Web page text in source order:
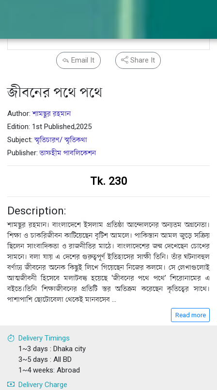
Email It Share It
জীবনের পথে পথে
Author:শামছুর রহমান
Edition: 1st Published,2025
Subject:স্মৃতিচারণ/ স্মৃতিকথা
Publisher:তাফহীম পাবলিকেশন
Tk. 230
Description:
শামছুর রহমান। বাংলাদেশে ইসলাম প্রতিষ্ঠা আন্দোলনের অন্যতম অগ্রনেতা।
শিক্ষা ও চাকরিজীবন কাটিয়েছেন বৃটিশ আমলে। পাকিস্তান আমল জুড়ে সক্রিয়
ছিলেন সাংবাদিকতা ও রাজনীতির মাঠে। বাংলাদেশের জন্ম দেখেছেন চোখের
সামনে। বলা যায় এ দেশের গুরুত্বপূর্ণ ইতিহাসের সাক্ষী তিনি। তাঁর ঘটনাবহুল
বর্ণাঢ্য জীবনের অনেক কিছুই লিখে গিয়েছেন নিজের কলমে। সে লেখাগুলোই
আত্মজীবনী হিসেবে মলাটবদ্ধ হয়েছে ‘জীবনের পথে পথে’ শিরোনামের এ
বইতে।তিনি শিক্ষাজীবনের প্রতিটি স্তর অতিক্রম করেছেন কৃতিত্বের সাথে।
পাশাপাশি ছোটোবেলা থেকেই মানবসেব ...
Read more
Delivery Timings
1~3 days : Dhaka city
3~5 days : All BD
1~4 weeks: Abroad
Delivery Charge